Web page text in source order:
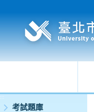
:::
考試題庫